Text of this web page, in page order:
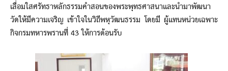
เลื่อมใสศรัทธาหลักธรรมคำสอนของพระพุทธศาสนาและนำมาพัฒนา
วัดให้มีความเจริญ เข้าใจในวิถีพหุวัฒนธรรม โดยมี ผู้แทนหน่วยเฉพาะ
กิจกรมทหารพรานที่ 43 ให้การต้อนรับ